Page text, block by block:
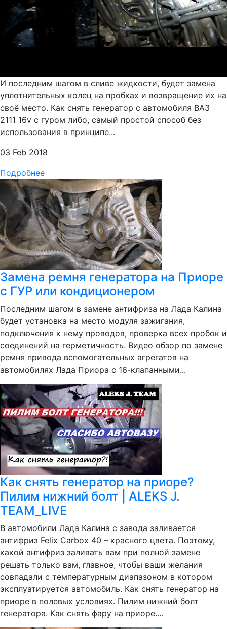
И последним шагом в сливе жидкости, будет замена
уплотнительных колец на пробках и возвращение их на
своё место. Как снять генератор с автомобиля ВАЗ
2111 16v с гуром либо, самый простой способ без
использования в принципе...
03 Feb 2018
Подробнее
Замена ремня генератора на Приоре
с ГУР или кондиционером
Последним шагом в замене антифриза на Лада Калина
будет установка на место модуля зажигания,
подключения к нему проводов, проверка всех пробок и
соединений на герметичность. Видео обзор по замене
ремня привода вспомогательных агрегатов на
автомобилях Лада Приора с 16-клапанными...
Как снять генератор на приоре?
Пилим нижний болт | ALEKS J.
TEAM_LIVE
В автомобили Лада Калина с завода заливается
антифриз Felix Carbox 40 – красного цвета. Поэтому,
какой антифриз заливать вам при полной замене
решать только вам, главное, чтобы ваши желания
совпадали с температурным диапазоном в котором
эксплуатируется автомобиль. Как снять генератор на
приоре в полевых условиях. Пилим нижний болт
генератора. Как снять фару на приоре....